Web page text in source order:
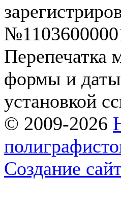
Перепечатка
формы и даты
установкой
© 2009-2026
Создание